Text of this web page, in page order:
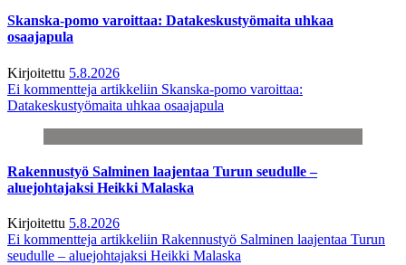
Skanska-pomo varoittaa: Datakeskustyömaita uhkaa
osaajapula
Kirjoitettu 5.8.2026
Ei kommentteja artikkeliin Skanska-pomo varoittaa:
Datakeskustyömaita uhkaa osaajapula
Rakennustyö Salminen laajentaa Turun seudulle –
aluejohtajaksi Heikki Malaska
Kirjoitettu 5.8.2026
Ei kommentteja artikkeliin Rakennustyö Salminen laajentaa Turun
seudulle – aluejohtajaksi Heikki Malaska